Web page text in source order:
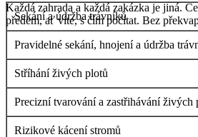
Každá zahrada a každá zakázka je jiná.
předem, ať víte, s čím počítat. Bez
Sekání a údržba trávníků
Pravidelné sekání, hnojení a údržba
Stříhání živých plotů
Precizní tvarování a zastřihávání živých
Rizikové kácení stromů